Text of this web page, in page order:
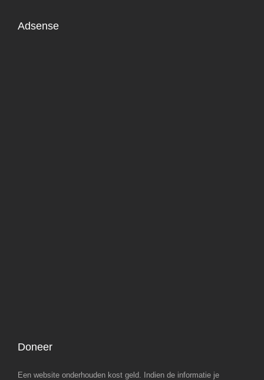
Adsense
Doneer
Een website onderhouden kost geld. Indien de informatie je